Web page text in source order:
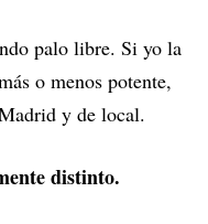
palo libre. Si yo la
o menos potente,
y de local.
distinto.